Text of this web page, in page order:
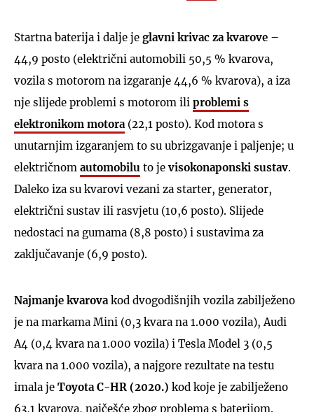
Startna baterija i dalje je glavni krivac za kvarove –
44,9 posto (električni automobili 50,5 % kvarova,
vozila s motorom na izgaranje 44,6 % kvarova), a iza
nje slijede problemi s motorom ili problemi s
elektronikom motora (22,1 posto). Kod motora s
unutarnjim izgaranjem to su ubrizgavanje i paljenje; u
električnom automobilu to jevisokonaponski sustav.
Daleko iza su kvarovi vezani za starter, generator,
električni sustav ili rasvjetu (10,6 posto). Slijede
nedostaci na gumama (8,8 posto) i sustavima za
zaključavanje (6,9 posto).
Najmanje kvarova kod dvogodišnjih vozila zabilježeno
je na markama Mini (0,3 kvara na 1.000 vozila), Audi
A4 (0,4 kvara na 1.000 vozila) i Tesla Model 3 (0,5
kvara na 1.000 vozila), a najgore rezultate na testu
imala je Toyota C-HR (2020.) kod koje je zabilježeno
63,1 kvarova, najčešće zbog problema s baterijom.